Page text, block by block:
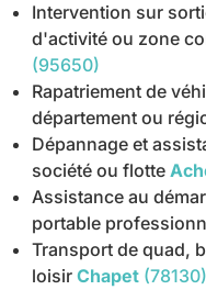
Intervention sur
d'activité ou zone
(95650)
Rapatriement de
département ou
Dépannage et
société ou flotte
Assistance au
portable
Transport de quad,
loisir Chapet (78130)